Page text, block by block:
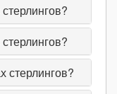
стерлингов?